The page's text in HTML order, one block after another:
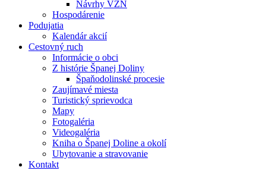
Návrhy VZN
Hospodárenie
Podujatia
Kalendár akcií
Cestovný ruch
Informácie o obci
Z histórie Španej Doliny
Špaňodolinské procesie
Zaujímavé miesta
Turistický sprievodca
Mapy
Fotogaléria
Videogaléria
Kniha o Španej Doline a okolí
Ubytovanie a stravovanie
Kontakt